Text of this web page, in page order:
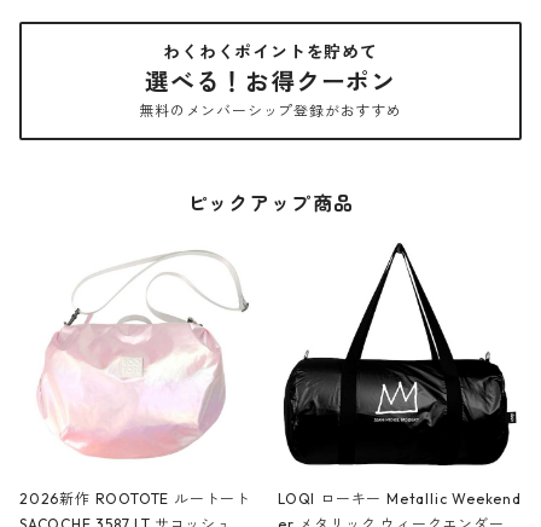
わくわくポイントを貯めて
選べる！お得クーポン
無料のメンバーシップ登録がおすすめ
ピックアップ商品
2026新作 ROOTOTE ルートート
LOQI ローキー Metallic Weekend